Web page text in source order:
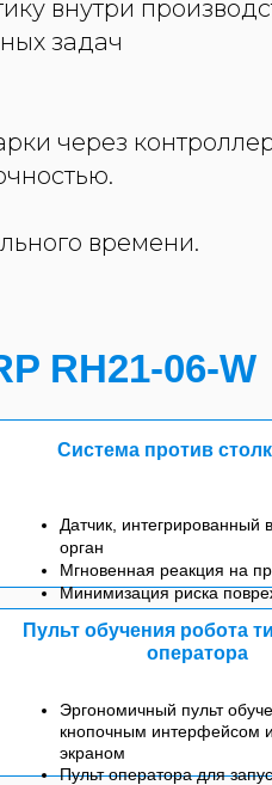
внутри
задач
через
времени.
RH21-06-W
Эргономичный пульт
кнопочным интерфейсом
экраном
Пульт оператора для
Пульт обучения робота
оператора
Система против
Датчик, интегрированный
орган
Мгновенная реакция на
Минимизация риска